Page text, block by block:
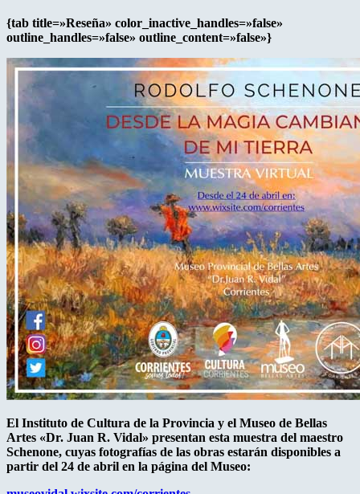
{tab title=»Reseña» color_inactive_handles=»false»
outline_handles=»false» outline_content=»false»}
El Instituto de Cultura de la Provincia y el Museo de Bellas
Artes «Dr. Juan R. Vidal» presentan esta muestra del maestro
Schenone, cuyas fotografías de las obras estarán disponibles a
partir del 24 de abril en la página del Museo: